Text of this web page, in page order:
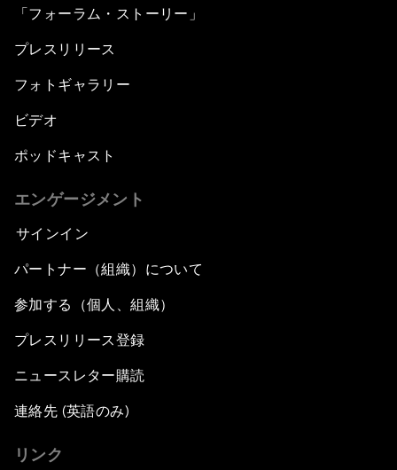
「フォーラム・ストーリー」
プレスリリース
フォトギャラリー
ビデオ
ポッドキャスト
エンゲージメント
サインイン
パートナー（組織）について
参加する（個人、組織）
プレスリリース登録
ニュースレター購読
連絡先 (英語のみ)
リンク